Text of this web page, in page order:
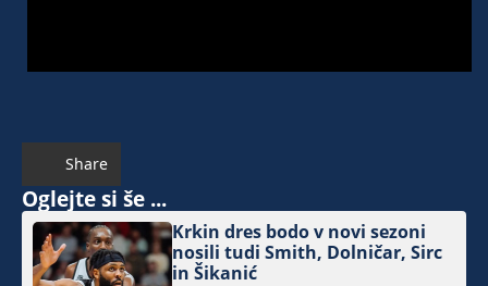
Share
Oglejte si še ...
Krkin dres bodo v novi sezoni
nosili tudi Smith, Dolničar, Sirc
in Šikanić